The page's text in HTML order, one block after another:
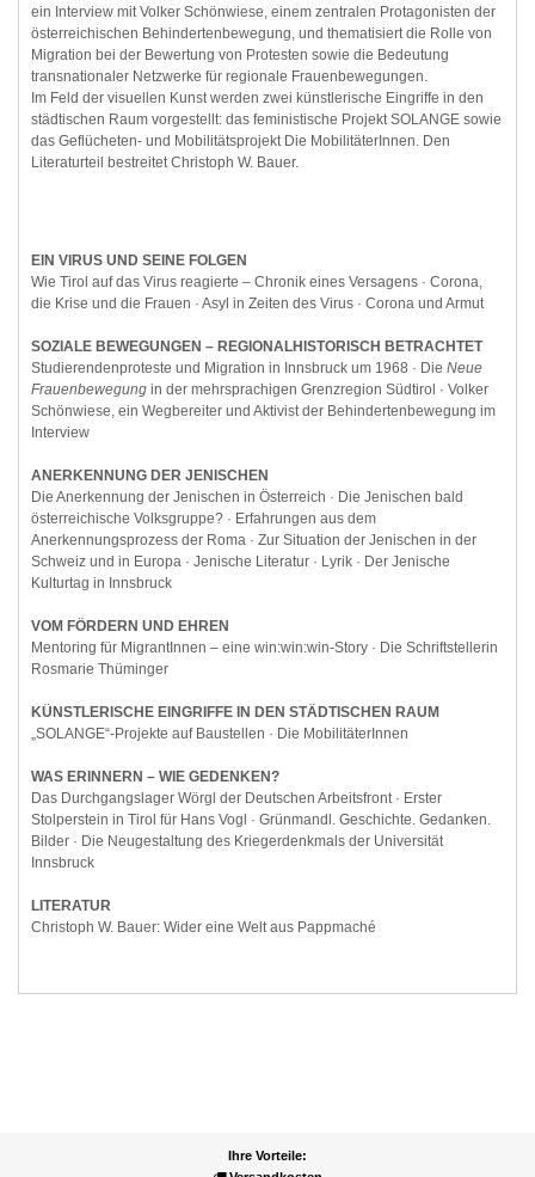
ein Interview mit Volker Schönwiese, einem zentralen Protagonisten der
österreichischen Behindertenbewegung, und thematisiert die Rolle von
Migration bei der Bewertung von Protesten sowie die Bedeutung
transnationaler Netzwerke für regionale Frauenbewegungen.
Im Feld der visuellen Kunst werden zwei künstlerische Eingriffe in den
städtischen Raum vorgestellt: das feministische Projekt SOLANGE sowie
das Geflücheten- und Mobilitätsprojekt Die MobilitäterInnen. Den
Literaturteil bestreitet Christoph W. Bauer.
EIN VIRUS UND SEINE FOLGEN
Wie Tirol auf das Virus reagierte – Chronik eines Versagens · Corona,
die Krise und die Frauen · Asyl in Zeiten des Virus · Corona und Armut
SOZIALE BEWEGUNGEN – REGIONALHISTORISCH BETRACHTET
Studierendenproteste und Migration in Innsbruck um 1968 · Die Neue
Frauenbewegung in der mehrsprachigen Grenzregion Südtirol · Volker
Schönwiese, ein Wegbereiter und Aktivist der Behindertenbewegung im
Interview
ANERKENNUNG DER JENISCHEN
Die Anerkennung der Jenischen in Österreich · Die Jenischen bald
österreichische Volksgruppe? · Erfahrungen aus dem
Anerkennungsprozess der Roma · Zur Situation der Jenischen in der
Schweiz und in Europa · Jenische Literatur · Lyrik · Der Jenische
Kulturtag in Innsbruck
VOM FÖRDERN UND EHREN
Mentoring für MigrantInnen – eine win:win:win-Story · Die Schriftstellerin
Rosmarie Thüminger
KÜNSTLERISCHE EINGRIFFE IN DEN STÄDTISCHEN RAUM
„SOLANGE“-Projekte auf Baustellen · Die MobilitäterInnen
WAS ERINNERN – WIE GEDENKEN?
Das Durchgangslager Wörgl der Deutschen Arbeitsfront · Erster
Stolperstein in Tirol für Hans Vogl · Grünmandl. Geschichte. Gedanken.
Bilder · Die Neugestaltung des Kriegerdenkmals der Universität
Innsbruck
LITERATUR
Christoph W. Bauer: Wider eine Welt aus Pappmaché
Ihre Vorteile: